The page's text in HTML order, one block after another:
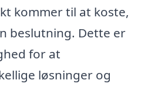
kommer til at koste,
beslutning. Dette er
for at
løsninger og